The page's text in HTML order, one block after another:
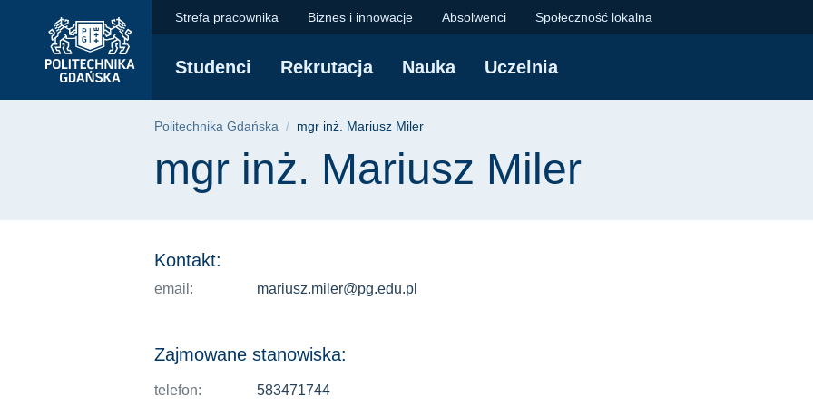
głównego
wyszukiwarki
mgr inż. Mariusz Miler | Politechnika
Strefa pracownika Biznes i innowacje Absolwenci Społeczność lokalna
Studenci Rekrutacja Nauka Uczelnia
Ścieżka nawigacyjna
Politechnika Gdańska mgr inż. Mariusz Miler
Treść strony
mgr inż. Mariusz Miler
Kontakt:
email: mariusz.miler@pg.edu.pl
Zajmowane stanowiska:
telefon: 583471744